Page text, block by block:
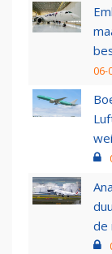
06-
de